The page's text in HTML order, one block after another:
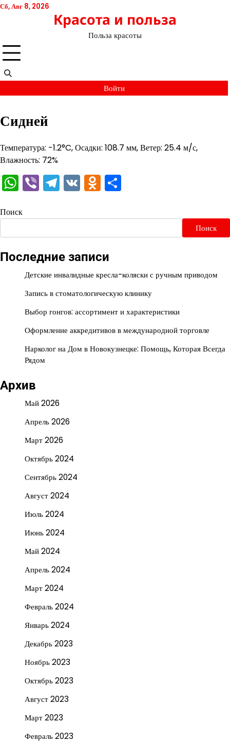
Перейти
Сб, Авг 8, 2026
Красота и польза
Польза красоты
Войти
Сидней
Температура: -1.2°C, Осадки: 108.7 мм, Ветер: 25.4 м/с,
Влажность: 72%
WhatsApp
ViberTelegram
VKOdnoklassniki
Поиск
Поиск
Последние записи
Детские инвалидные кресла-коляски с ручным приводом
Запись в стоматологическую клинику
Выбор гонгов: ассортимент и характеристики
Оформление аккредитивов в международной торговле
Нарколог на Дом в Новокузнецке: Помощь, Которая Всегда
Рядом
Архив
Май 2026
Апрель 2026
Март 2026
Октябрь 2024
Сентябрь 2024
Август 2024
Июль 2024
Июнь 2024
Май 2024
Апрель 2024
Март 2024
Февраль 2024
Январь 2024
Декабрь 2023
Ноябрь 2023
Октябрь 2023
Август 2023
Март 2023
Февраль 2023